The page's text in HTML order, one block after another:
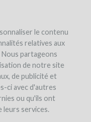
le contenu
relatives aux
Nous partageons
de notre site
de publicité et
ci avec d'autres
ou qu'ils ont
services.